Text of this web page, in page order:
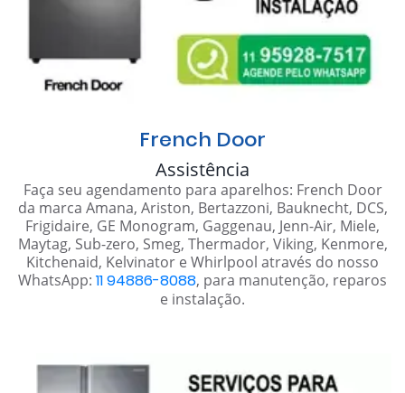
French Door
Assistência
Faça seu agendamento para aparelhos: French Door
da marca Amana, Ariston, Bertazzoni, Bauknecht, DCS,
Frigidaire, GE Monogram, Gaggenau, Jenn-Air, Miele,
Maytag, Sub-zero, Smeg, Thermador, Viking, Kenmore,
Kitchenaid, Kelvinator e Whirlpool através do nosso
WhatsApp: 11 94886-8088, para manutenção, reparos
e instalação.